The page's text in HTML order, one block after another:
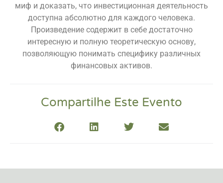
миф и доказать, что инвестиционная деятельность
доступна абсолютно для каждого человека.
Произведение содержит в себе достаточно
интересную и полную теоретическую основу,
позволяющую понимать специфику различных
финансовых активов.
Compartilhe Este Evento